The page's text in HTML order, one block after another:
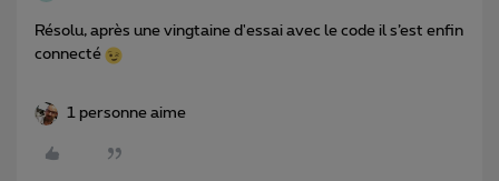
Résolu, après une vingtaine d'essai avec le code il s’est enfin
connecté
1 personne aime